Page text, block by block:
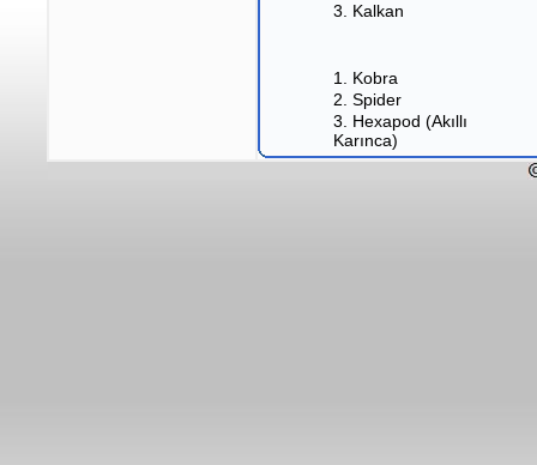
3. Kalkan
1. Kobra
2. Spider
3. Hexapod (Akıllı
Karınca)